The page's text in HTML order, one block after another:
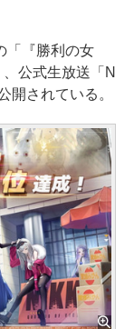
「『勝利の女
公式生放送「N
開されている。